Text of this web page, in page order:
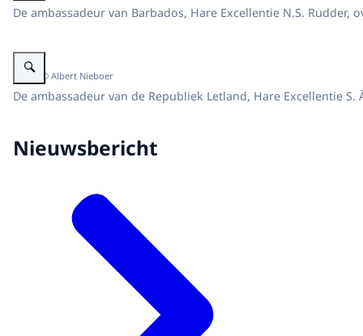
De ambassadeur van Barbados, Hare Excellentie N.S.
Vergroot afbeelding Koning ontvangt geloofsbrieven van de ambassadeur
Beeld: © Albert Nieboer
De ambassadeur van de Republiek Letland, Hare Excellentie
Nieuwsbericht